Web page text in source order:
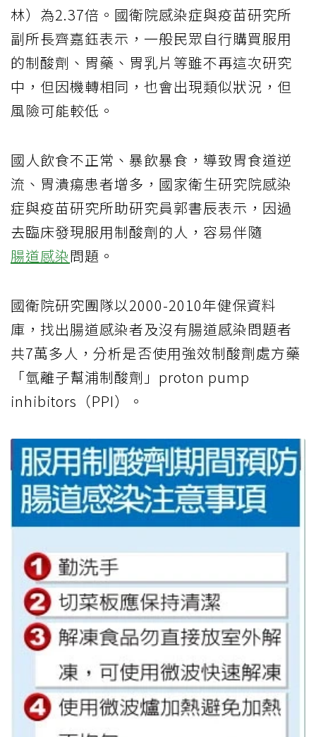
林）為2.37倍。國衛院感染症與疫苗研究所
副所長齊嘉鈺表示，一般民眾自行購買服用
的制酸劑、胃藥、胃乳片等雖不再這次研究
中，但因機轉相同，也會出現類似狀況，但
風險可能較低。
國人飲食不正常、暴飲暴食，導致胃食道逆
流、胃潰瘍患者增多，國家衛生研究院感染
症與疫苗研究所助研究員郭書辰表示，因過
去臨床發現服用制酸劑的人，容易伴隨
腸道感染問題。
國衛院研究團隊以2000-2010年健保資料
庫，找出腸道感染者及沒有腸道感染問題者
共7萬多人，分析是否使用強效制酸劑處方藥
「氫離子幫浦制酸劑」proton pump
inhibitors（PPI）。